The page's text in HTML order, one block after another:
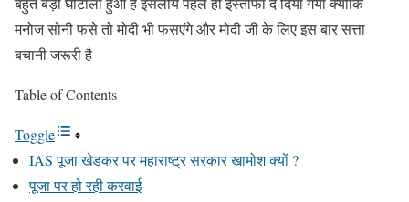
मनोज सोनी फसे तो मोदी भी फसएंगे और मोदी जी के लिए इस बार सत्ता
बचानी जरूरी है
Table of Contents
Toggle
IAS पूजा खेडकर पर महाराष्ट्र सरकार खामोश क्यों ?
पूजा पर हो रही करवाई